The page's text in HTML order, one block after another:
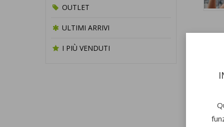
OUTLET
ULTIMI ARRIVI
I PIÙ VENDUTI